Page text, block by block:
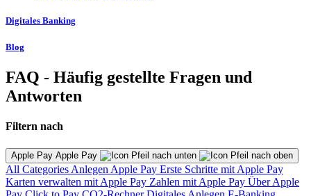
Digitales Banking
Blog
FAQ - Häufig gestellte Fragen und
Antworten
Filtern nach
Apple Pay Apple Pay
All Categories Anlegen Apple Pay Erste Schritte mit Apple Pay
Karten verwalten mit Apple Pay Zahlen mit Apple Pay Über Apple